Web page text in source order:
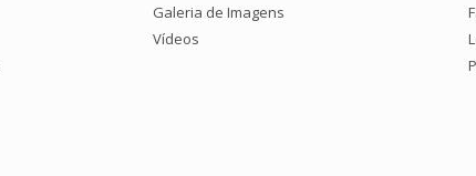
Galeria de Imagens
Vídeos